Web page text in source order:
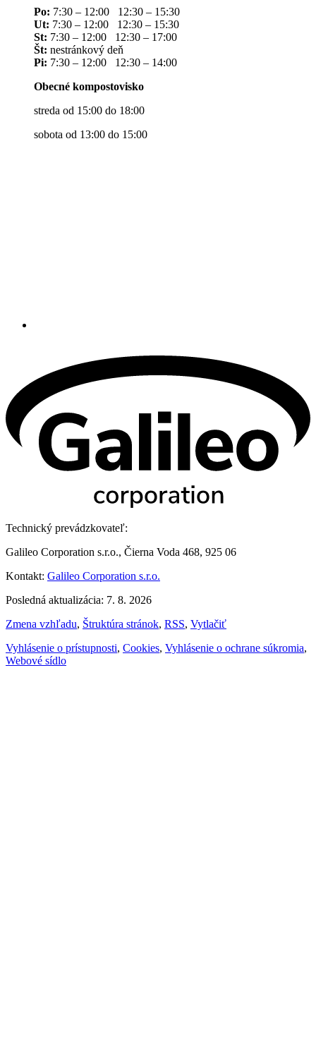
Po: 7:30 – 12:00 12:30 – 15:30
Ut: 7:30 – 12:00 12:30 – 15:30
St: 7:30 – 12:00 12:30 – 17:00
Št: nestránkový deň
Pi: 7:30 – 12:00 12:30 – 14:00
Obecné kompostovisko
streda od 15:00 do 18:00
sobota od 13:00 do 15:00
Technický prevádzkovateľ:
Galileo Corporation s.r.o., Čierna Voda 468, 925 06
Kontakt: Galileo Corporation s.r.o.
Posledná aktualizácia: 7. 8. 2026
Zmena vzhľadu, Štruktúra stránok, RSS, Vytlačiť
Vyhlásenie o prístupnosti, Cookies, Vyhlásenie o ochrane súkromia,
Webové sídlo